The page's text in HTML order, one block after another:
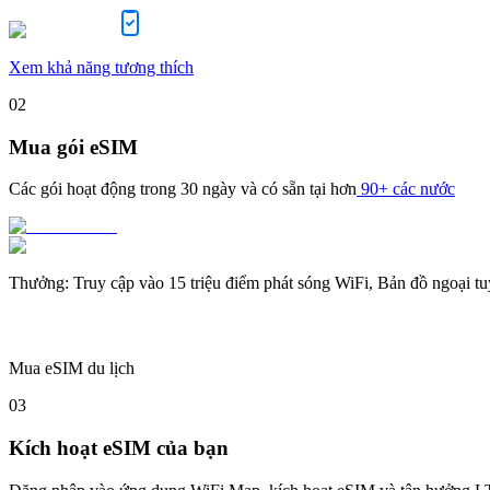
Xem khả năng tương thích
02
Mua gói eSIM
Các gói hoạt động trong 30 ngày và có sẵn tại hơn 90+ các nước
Thưởng: Truy cập vào 15 triệu điểm phát sóng WiFi, Bản đồ ngoại
Mua eSIM du lịch
03
Kích hoạt eSIM của bạn